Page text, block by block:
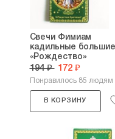
Свечи Фимиам
кадильные большие
«Рождество»
194 ₽ 172 ₽
Понравилось 85 людям
В КОРЗИНУ